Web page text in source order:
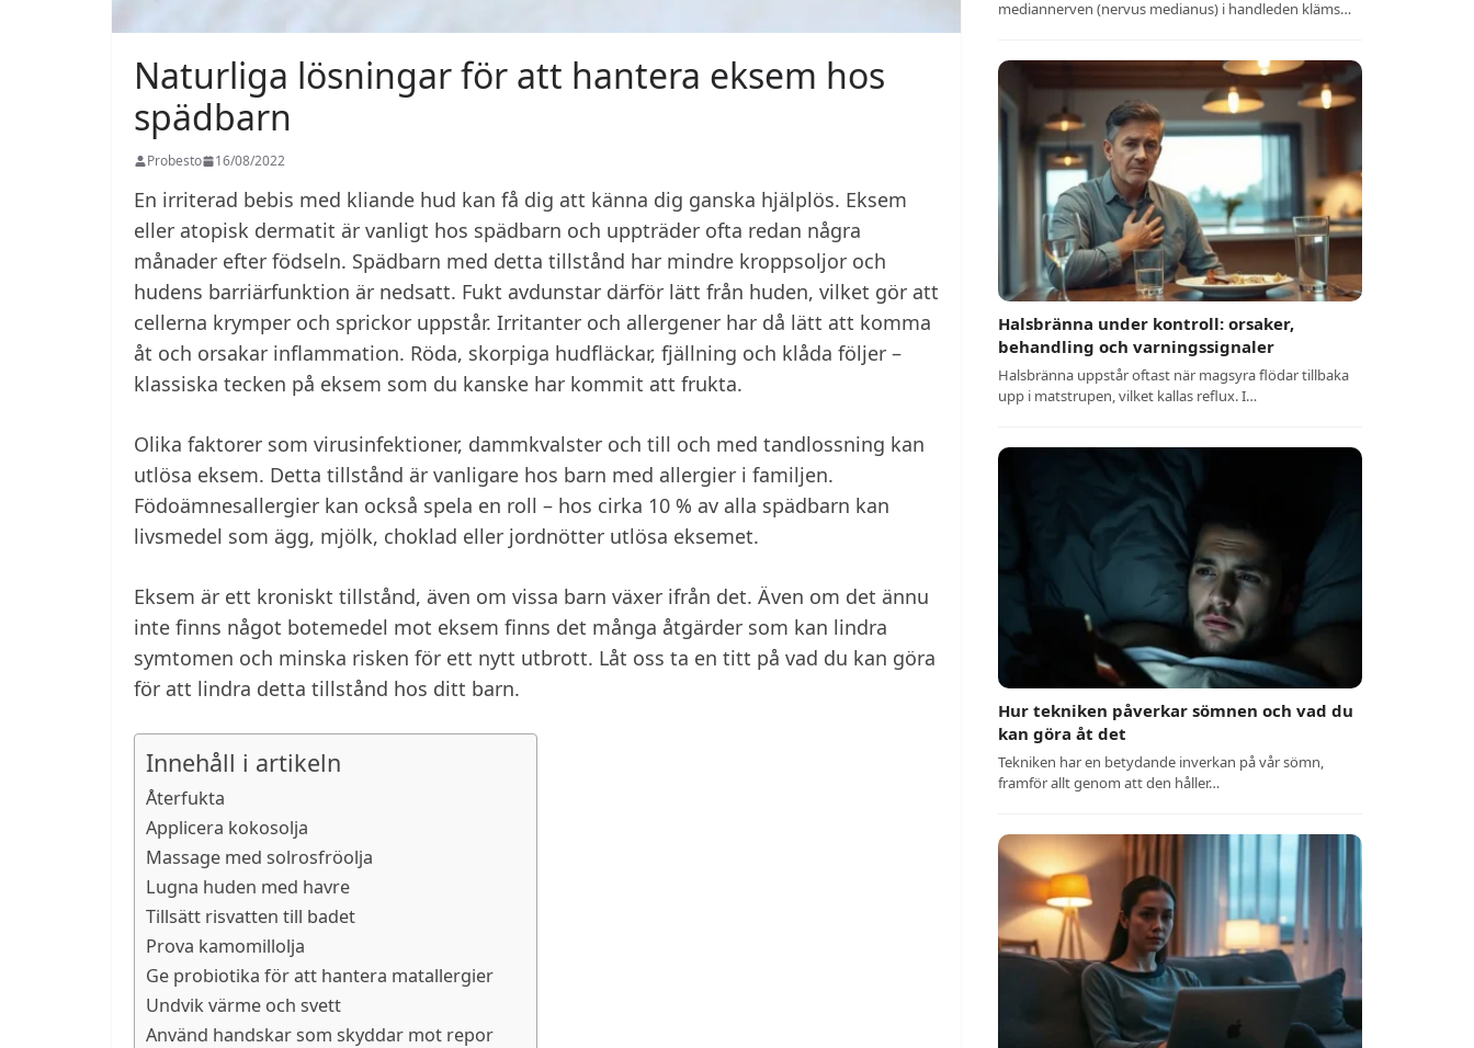
Naturliga lösningar för att hantera eksem hos
spädbarn
Probesto 16/08/2022
En irriterad bebis med kliande hud kan få dig att känna dig ganska hjälplös. Eksem
eller atopisk dermatit är vanligt hos spädbarn och uppträder ofta redan några
månader efter födseln. Spädbarn med detta tillstånd har mindre kroppsoljor och
hudens barriärfunktion är nedsatt. Fukt avdunstar därför lätt från huden, vilket gör att
cellerna krymper och sprickor uppstår. Irritanter och allergener har då lätt att komma
åt och orsakar inflammation. Röda, skorpiga hudfläckar, fjällning och klåda följer –
klassiska tecken på eksem som du kanske har kommit att frukta.
Olika faktorer som virusinfektioner, dammkvalster och till och med tandlossning kan
utlösa eksem. Detta tillstånd är vanligare hos barn med allergier i familjen.
Födoämnesallergier kan också spela en roll – hos cirka 10 % av alla spädbarn kan
livsmedel som ägg, mjölk, choklad eller jordnötter utlösa eksemet.
Eksem är ett kroniskt tillstånd, även om vissa barn växer ifrån det. Även om det ännu
inte finns något botemedel mot eksem finns det många åtgärder som kan lindra
symtomen och minska risken för ett nytt utbrott. Låt oss ta en titt på vad du kan göra
för att lindra detta tillstånd hos ditt barn.
Innehåll i artikeln
Återfukta
Applicera kokosolja
Massage med solrosfröolja
Lugna huden med havre
Tillsätt risvatten till badet
Prova kamomillolja
Ge probiotika för att hantera matallergier
Undvik värme och svett
Använd handskar som skyddar mot repor
mediannerven (nervus medianus) i handleden kläms…
Halsbränna under kontroll: orsaker,
behandling och varningssignaler
Halsbränna uppstår oftast när magsyra flödar tillbaka
upp i matstrupen, vilket kallas reflux. I…
Hur tekniken påverkar sömnen och vad du
kan göra åt det
Tekniken har en betydande inverkan på vår sömn,
framför allt genom att den håller…